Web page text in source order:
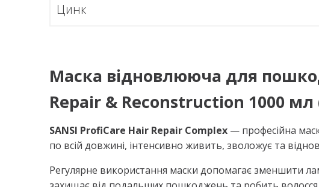
Цинк
Маска відновлююча для
Repair & Reconstruction 1000 мл
SANSI ProfiCare Hair Repair Complex — професійна
по всій довжині, інтенсивно живить, зволожує та
Регулярне використання маски допомагає зменшити